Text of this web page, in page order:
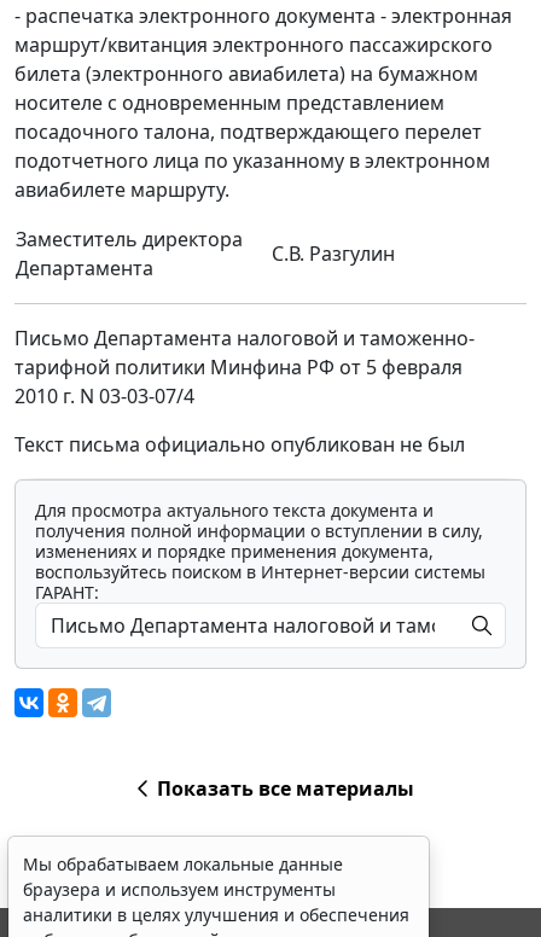
- распечатка электронного документа - электронная
маршрут/квитанция электронного пассажирского
билета (электронного авиабилета) на бумажном
носителе с одновременным представлением
посадочного талона, подтверждающего перелет
подотчетного лица по указанному в электронном
авиабилете маршруту.
Заместитель директора
Департамента
С.В. Разгулин
Письмо Департамента налоговой и таможенно-
тарифной политики Минфина РФ от 5 февраля
2010 г. N 03-03-07/4
Текст письма официально опубликован не был
Для просмотра актуального текста документа и
получения полной информации о вступлении в силу,
изменениях и порядке применения документа,
воспользуйтесь поиском в Интернет-версии системы
ГАРАНТ:
Показать все материалы
Мы обрабатываем локальные данные
браузера и используем инструменты
аналитики в целях улучшения и обеспечения